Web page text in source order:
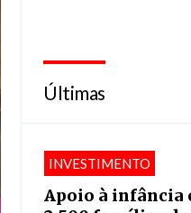
Últimas
INVESTIMENTO
Apoio à infância